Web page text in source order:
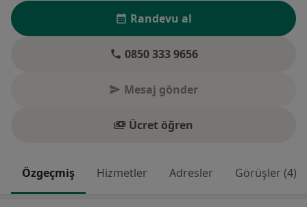
Randevu al
0850 333 9656
Mesaj gönder
Ücret öğren
Özgeçmiş Hizmetler Adresler Görüşler (4)